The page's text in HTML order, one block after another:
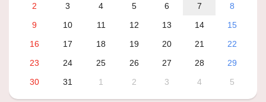
2
3 4 5 6 7
8
9
10 11 12 13 14
15
16
17 18 19 20 21
22
23
24 25 26 27 28
29
30
31 1 2 3 4 5